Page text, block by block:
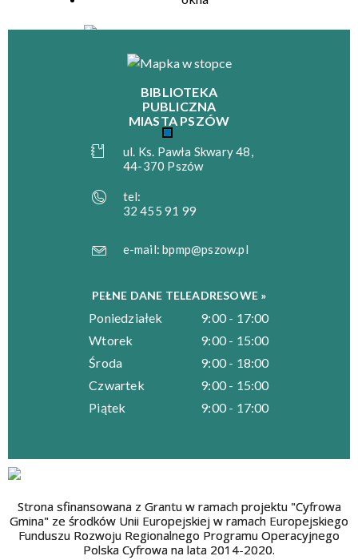
BIBLIOTEKA
PUBLICZNA
MIASTA PSZÓW
ul. Ks. Pawła Skwary 48,
44-370 Pszów
tel:
32 455 91 99
e-mail:bpmp@pszow.pl
PEŁNE DANE TELEADRESOWE »
Poniedziałek
9:00 - 17:00
Wtorek
9:00 - 15:00
Środa
9:00 - 18:00
Czwartek
9:00 - 15:00
Piątek
9:00 - 17:00
Strona sfinansowana z Grantu w ramach projektu "Cyfrowa
Gmina" ze środków Unii Europejskiej w ramach Europejskiego
Funduszu Rozwoju Regionalnego Programu Operacyjnego
Polska Cyfrowa na lata 2014-2020.